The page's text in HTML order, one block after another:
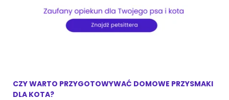
CZY WARTO PRZYGOTOWYWAĆ DOMOWE PRZYSMAKI
DLA KOTA?